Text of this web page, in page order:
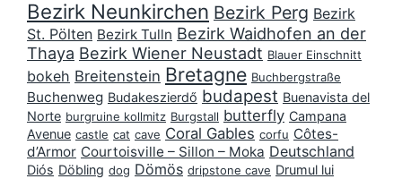
Bezirk Neunkirchen Bezirk Perg Bezirk
St. Pölten Bezirk Tulln Bezirk Waidhofen an der
Thaya Bezirk Wiener Neustadt Blauer Einschnitt
bokeh Breitenstein Bretagne Buchbergstraße
Buchenweg Budakeszierdő budapest Buenavista del
Norte burgruine kollmitz Burgstall butterfly Campana
Avenue castle cat cave Coral Gables corfu Côtes-
d’Armor Courtoisville – Sillon – Moka Deutschland
Diós Döbling dog Dömös dripstone cave Drumul lui